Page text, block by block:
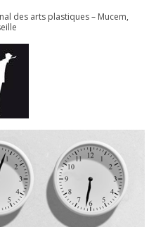
des arts plas­tiques – Mucem,